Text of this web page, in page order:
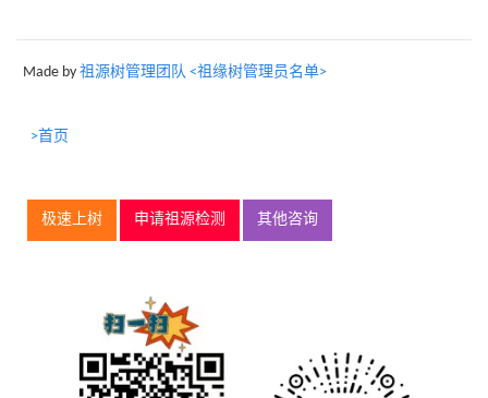
Made by 祖源树管理团队 <祖缘树管理员名单>
>首页
极速上树 申请祖源检测 其他咨询